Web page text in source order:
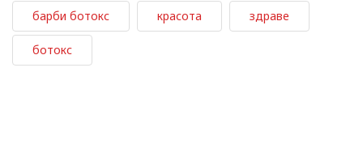
барби ботокс красота здраве
ботокс